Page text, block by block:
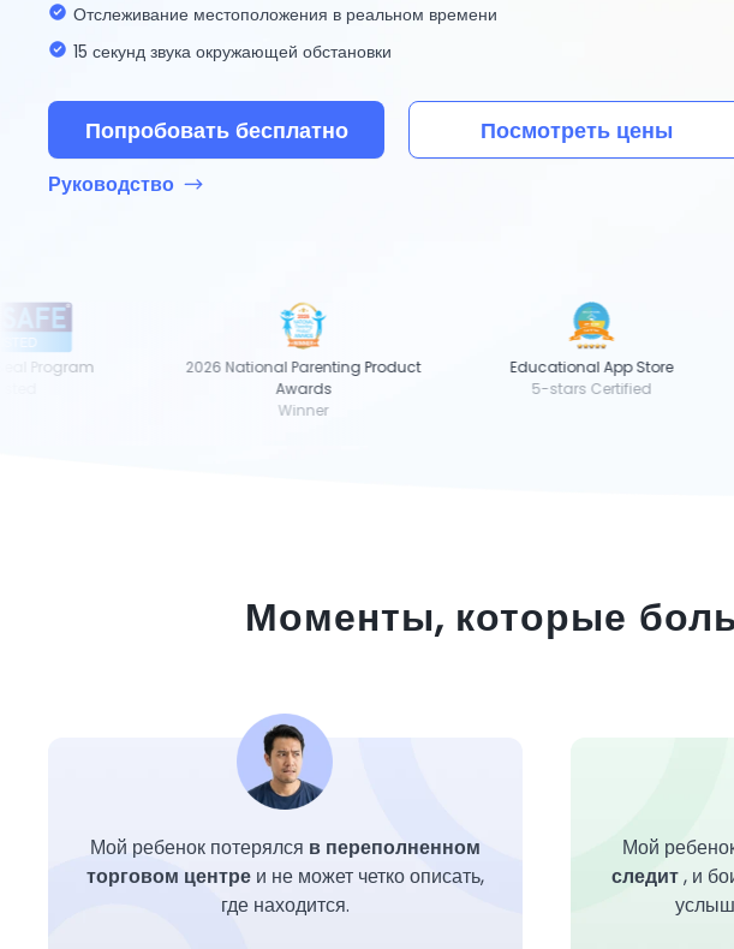
Отслеживание местоположения в реальном времени
15 секунд звука окружающей обстановки
Попробовать бесплатно Посмотреть цены
Руководство
Program
2026 National Parenting Product
Awards
Winner
Educational App Store
5-stars Certified
Моменты, которые
Мой ребенок потерялся в переполненном
торговом центре и не может четко описать,
где находится.
Мой
следит, и